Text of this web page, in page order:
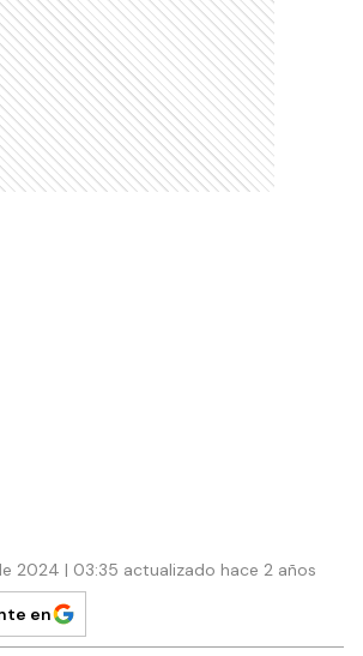
2024 | 03:35 actualizado hace 2 años
en